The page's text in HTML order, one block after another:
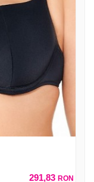
291,83 RON